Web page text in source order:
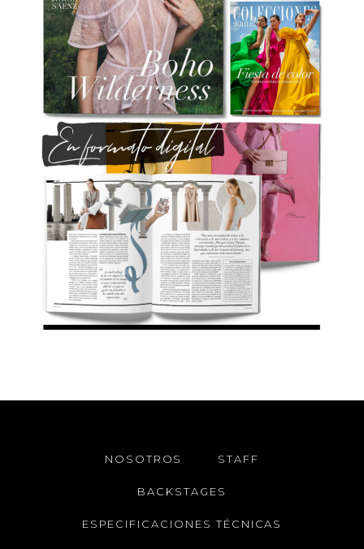
NOSOTROS STAFF
BACKSTAGES
ESPECIFICACIONES TÉCNICAS